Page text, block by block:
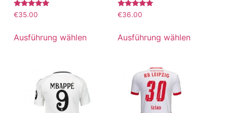
Bewertet
mit
von 5
€35.00
Ausführung wählen
Bewertet
mit
von 5
€36.00
Ausführung wählen